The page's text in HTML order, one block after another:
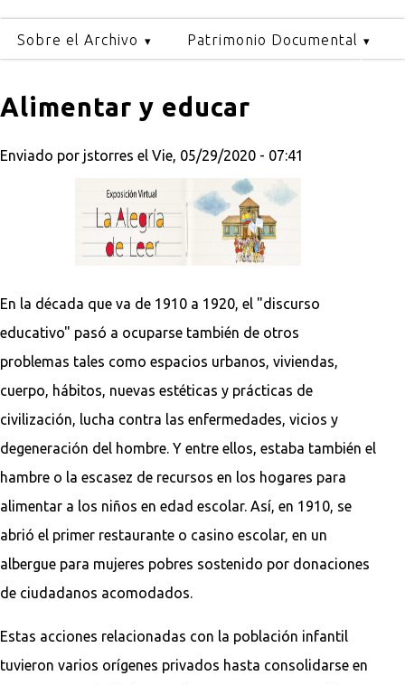
Sobre el Archivo Patrimonio Documental
Alimentar y educar
Enviado por jstorres el Vie, 05/29/2020 - 07:41
En la década que va de 1910 a 1920, el "discurso
educativo" pasó a ocuparse también de otros
problemas tales como espacios urbanos, viviendas,
cuerpo, hábitos, nuevas estéticas y prácticas de
civilización, lucha contra las enfermedades, vicios y
degeneración del hombre. Y entre ellos, estaba también el
hambre o la escasez de recursos en los hogares para
alimentar a los niños en edad escolar. Así, en 1910, se
abrió el primer restaurante o casino escolar, en un
albergue para mujeres pobres sostenido por donaciones
de ciudadanos acomodados.
Estas acciones relacionadas con la población infantil
tuvieron varios orígenes privados hasta consolidarse en